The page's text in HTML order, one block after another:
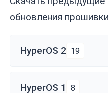
обновления
HyperOS 2 19
HyperOS 1 8